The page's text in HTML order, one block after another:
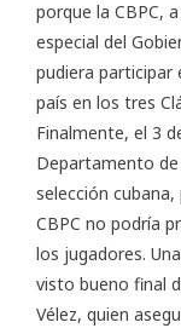
porque la CBPC,
especial del
pudiera participar
país en los tres
Finalmente, el 3
Departamento
selección
CBPC no podría
los jugadores.
visto bueno final
Vélez, quien